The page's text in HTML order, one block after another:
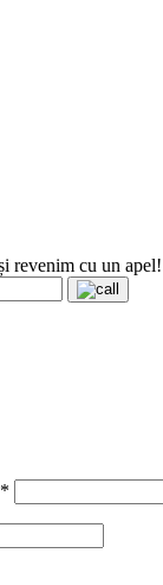
revenim cu un apel!
*